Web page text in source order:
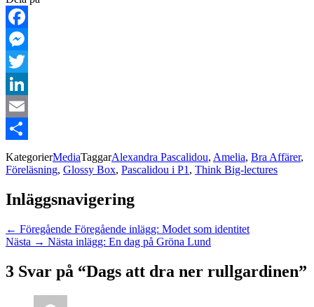
Facebook
Messenger
Twitter
LinkedIn
Email
Dela
KategorierMediaTaggarAlexandra Pascalidou, Amelia, Bra Affärer,
Föreläsning, Glossy Box, Pascalidou i P1 , Think Big-lectures
Inläggsnavigering
← Föregående Föregående inlägg: Modet som identitet
Nästa → Nästa inlägg: En dag på Gröna Lund
3 Svar på “Dags att dra ner rullgardinen”